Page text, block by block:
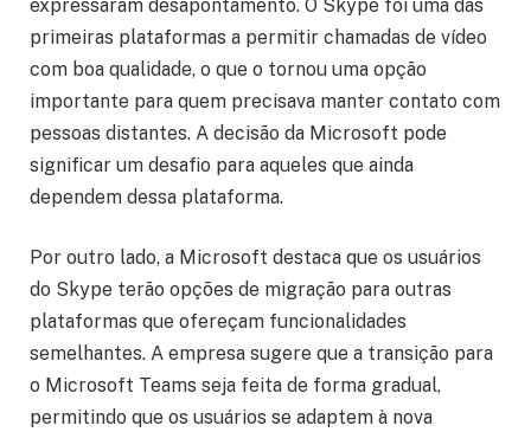
expressaram desapontamento. O Skype foi uma das
primeiras plataformas a permitir chamadas de vídeo
com boa qualidade, o que o tornou uma opção
importante para quem precisava manter contato com
pessoas distantes. A decisão da Microsoft pode
significar um desafio para aqueles que ainda
dependem dessa plataforma.
Por outro lado, a Microsoft destaca que os usuários
do Skype terão opções de migração para outras
plataformas que ofereçam funcionalidades
semelhantes. A empresa sugere que a transição para
o Microsoft Teams seja feita de forma gradual,
permitindo que os usuários se adaptem à nova